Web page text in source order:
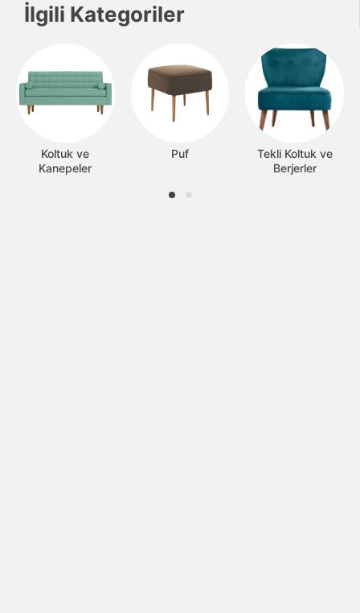
İlgili Kategoriler
Koltuk ve
Kanepeler
Puf
Tekli Koltuk ve
Berjerler